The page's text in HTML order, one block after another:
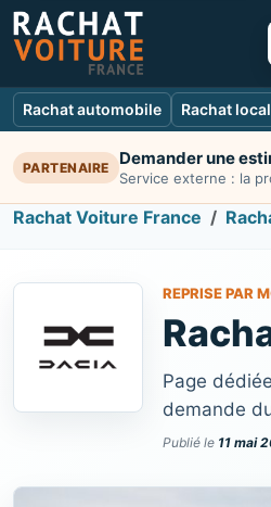
Rachat automobile Rachat local
PARTENAIRE Demander une
Service externe : la
Rachat Voiture France
REPRISE PAR
Page
demande
Publié le 11 mai